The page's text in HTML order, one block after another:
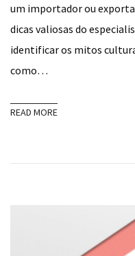
um importador ou
dicas valiosas do
identificar os mitos
como…
READ MORE